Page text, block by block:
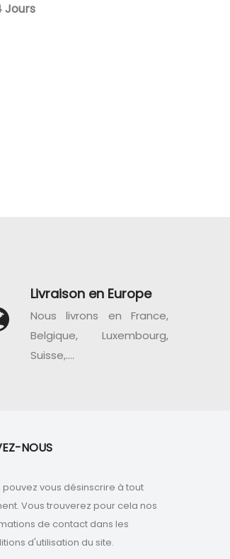
Jours
Livraison en Europe
Nous livrons en France,
Belgique, Luxembourg,
Suisse,....
NOUS
pouvez vous désinscrire à tout
Vous trouverez pour cela nos
de contact dans les
d'utilisation du site.